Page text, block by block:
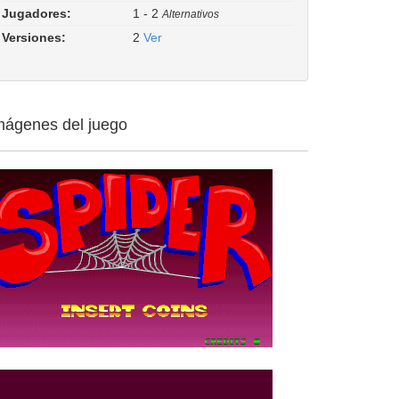
Jugadores: 1 - 2 Alternativos
Versiones: 2 Ver
del juego